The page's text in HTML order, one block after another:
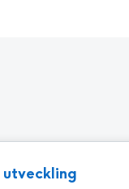
utveckling